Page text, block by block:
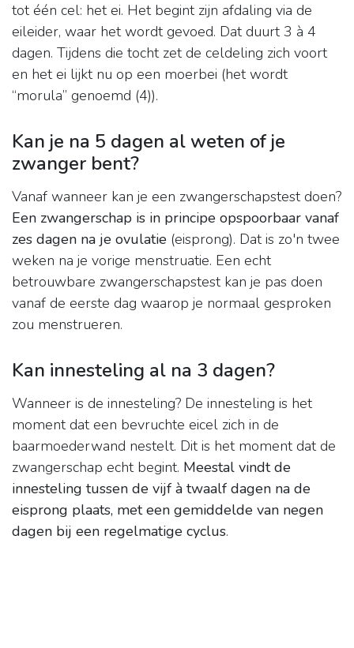
tot één cel: het ei. Het begint zijn afdaling via de
eileider, waar het wordt gevoed. Dat duurt 3 à 4
dagen. Tijdens die tocht zet de celdeling zich voort
en het ei lijkt nu op een moerbei (het wordt
“morula” genoemd (4)).
Kan je na 5 dagen al weten of je
zwanger bent?
Vanaf wanneer kan je een zwangerschapstest doen?
Een zwangerschap is in principe opspoorbaar vanaf
zes dagen na je ovulatie (eisprong). Dat is zo'n twee
weken na je vorige menstruatie. Een echt
betrouwbare zwangerschapstest kan je pas doen
vanaf de eerste dag waarop je normaal gesproken
zou menstrueren.
Kan innesteling al na 3 dagen?
Wanneer is de innesteling? De innesteling is het
moment dat een bevruchte eicel zich in de
baarmoederwand nestelt. Dit is het moment dat de
zwangerschap echt begint. Meestal vindt de
innesteling tussen de vijf à twaalf dagen na de
eisprong plaats, met een gemiddelde van negen
dagen bij een regelmatige cyclus.